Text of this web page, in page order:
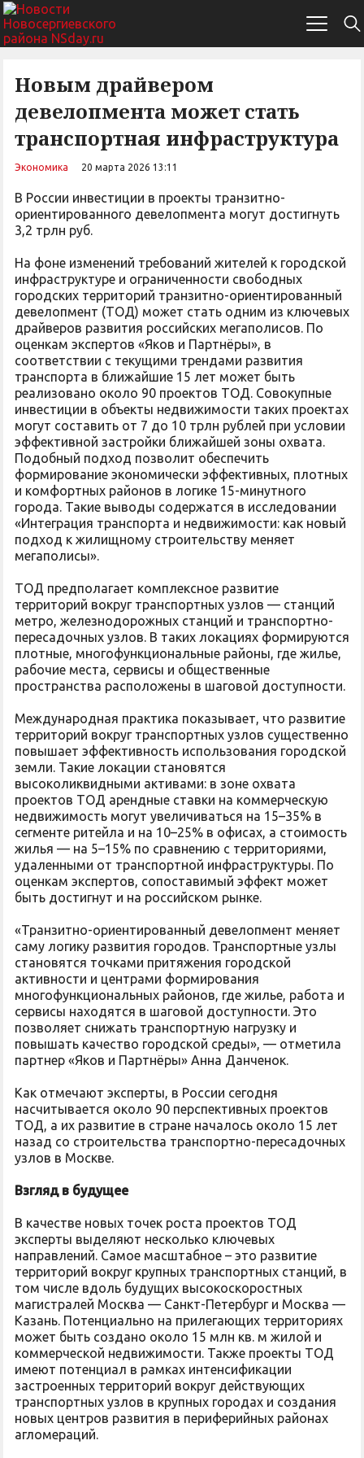
Новым драйвером
девелопмента может стать
транспортная инфраструктура
Экономика 20 марта 2026 13:11
В России инвестиции в проекты транзитно-
ориентированного девелопмента могут достигнуть
3,2 трлн руб.
На фоне изменений требований жителей к городской
инфраструктуре и ограниченности свободных
городских территорий транзитно-ориентированный
девелопмент (ТОД) может стать одним из ключевых
драйверов развития российских мегаполисов. По
оценкам экспертов «Яков и Партнёры», в
соответствии с текущими трендами развития
транспорта в ближайшие 15 лет может быть
реализовано около 90 проектов ТОД. Совокупные
инвестиции в объекты недвижимости таких проектах
могут составить от 7 до 10 трлн рублей при условии
эффективной застройки ближайшей зоны охвата.
Подобный подход позволит обеспечить
формирование экономически эффективных, плотных
и комфортных районов в логике 15-минутного
города. Такие выводы содержатся в исследовании
«Интеграция транспорта и недвижимости: как новый
подход к жилищному строительству меняет
мегаполисы».
ТОД предполагает комплексное развитие
территорий вокруг транспортных узлов — станций
метро, железнодорожных станций и транспортно-
пересадочных узлов. В таких локациях формируются
плотные, многофункциональные районы, где жилье,
рабочие места, сервисы и общественные
пространства расположены в шаговой доступности.
Международная практика показывает, что развитие
территорий вокруг транспортных узлов существенно
повышает эффективность использования городской
земли. Такие локации становятся
высоколиквидными активами: в зоне охвата
проектов ТОД арендные ставки на коммерческую
недвижимость могут увеличиваться на 15–35% в
сегменте ритейла и на 10–25% в офисах, а стоимость
жилья — на 5–15% по сравнению с территориями,
удаленными от транспортной инфраструктуры. По
оценкам экспертов, сопоставимый эффект может
быть достигнут и на российском рынке.
«Транзитно-ориентированный девелопмент меняет
саму логику развития городов. Транспортные узлы
становятся точками притяжения городской
активности и центрами формирования
многофункциональных районов, где жилье, работа и
сервисы находятся в шаговой доступности. Это
позволяет снижать транспортную нагрузку и
повышать качество городской среды», — отметила
партнер «Яков и Партнёры» Анна Данченок.
Как отмечают эксперты, в России сегодня
насчитывается около 90 перспективных проектов
ТОД, а их развитие в стране началось около 15 лет
назад со строительства транспортно-пересадочных
узлов в Москве.
Взгляд в будущее
В качестве новых точек роста проектов ТОД
эксперты выделяют несколько ключевых
направлений. Самое масштабное – это развитие
территорий вокруг крупных транспортных станций, в
том числе вдоль будущих высокоскоростных
магистралей Москва — Санкт-Петербург и Москва —
Казань. Потенциально на прилегающих территориях
может быть создано около 15 млн кв. м жилой и
коммерческой недвижимости. Также проекты ТОД
имеют потенциал в рамках интенсификации
застроенных территорий вокруг действующих
транспортных узлов в крупных городах и создания
новых центров развития в периферийных районах
агломераций.